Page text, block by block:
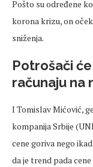
Pošto su određene
korona krizu, on
sniženja.
Potrošači
računaju na
I Tomislav Mićović,
kompanija Srbije
cene goriva nego
da je trend pada